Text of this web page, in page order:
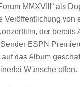
MMXVIII“ als
Veröffentlichung von
der bereits
ESPN
das Album
Wünsche offen.